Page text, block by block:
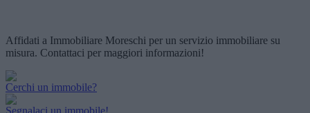
Affidati a Immobiliare Moreschi per un servizio immobiliare su
misura. Contattaci per maggiori informazioni!
Cerchi un immobile?
Segnalaci un immobile!